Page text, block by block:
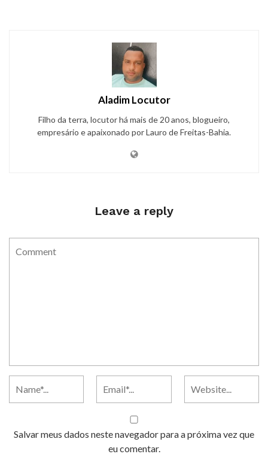
Aladim Locutor
Filho da terra, locutor há mais de 20 anos, blogueiro,
empresário e apaixonado por Lauro de Freitas-Bahia.
Leave a reply
Salvar meus dados neste navegador para a próxima vez que
eu comentar.